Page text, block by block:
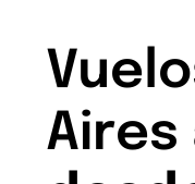
Aires